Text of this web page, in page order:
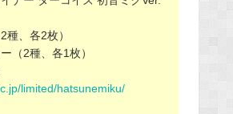
種、各2枚）
（2種、各1枚）
limited/hatsunemiku/